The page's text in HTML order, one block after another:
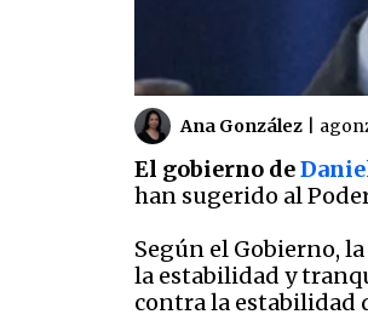
Ana González
El gobierno de
han sugerido al
Según el Gobierno,
la estabilidad y
contra la estabilidad